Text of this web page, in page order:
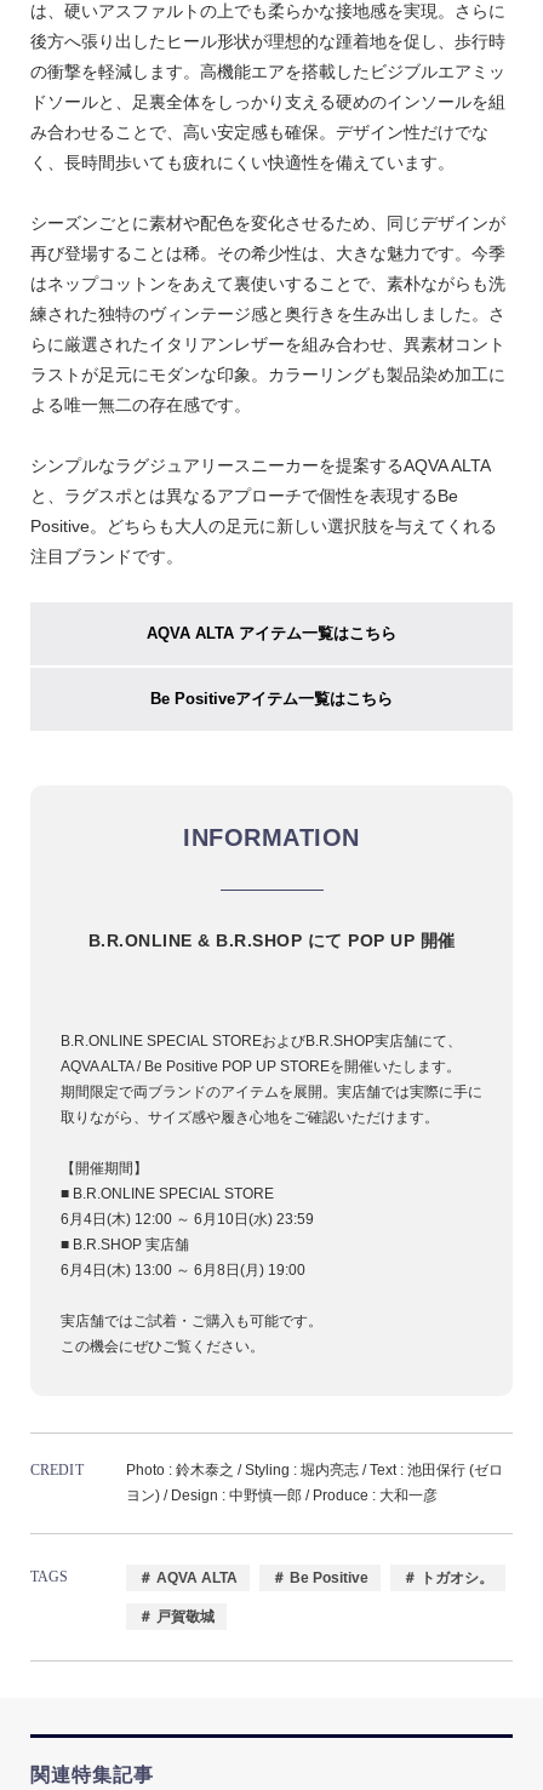
は、硬いアスファルトの上でも柔らかな接地感を実現。さらに
後方へ張り出したヒール形状が理想的な踵着地を促し、歩行時
の衝撃を軽減します。高機能エアを搭載したビジブルエアミッ
ドソールと、足裏全体をしっかり支える硬めのインソールを組
み合わせることで、高い安定感も確保。デザイン性だけでな
く、長時間歩いても疲れにくい快適性を備えています。
シーズンごとに素材や配色を変化させるため、同じデザインが
再び登場することは稀。その希少性は、大きな魅力です。今季
はネップコットンをあえて裏使いすることで、素朴ながらも洗
練された独特のヴィンテージ感と奥行きを生み出しました。さ
らに厳選されたイタリアンレザーを組み合わせ、異素材コント
ラストが足元にモダンな印象。カラーリングも製品染め加工に
よる唯一無二の存在感です。
シンプルなラグジュアリースニーカーを提案するAQVA ALTA
と、ラグスポとは異なるアプローチで個性を表現するBe
Positive。どちらも大人の足元に新しい選択肢を与えてくれる
注目ブランドです。
AQVA ALTA アイテム一覧はこちら
Be Positiveアイテム一覧はこちら
INFORMATION
B.R.ONLINE & B.R.SHOP にて POP UP 開催
B.R.ONLINE SPECIAL STOREおよびB.R.SHOP実店舗にて、
AQVA ALTA / Be Positive POP UP STOREを開催いたします。
期間限定で両ブランドのアイテムを展開。実店舗では実際に手に
取りながら、サイズ感や履き心地をご確認いただけます。
【開催期間】
■ B.R.ONLINE SPECIAL STORE
6月4日(木) 12:00 ～ 6月10日(水) 23:59
■ B.R.SHOP 実店舗
6月4日(木) 13:00 ～ 6月8日(月) 19:00
実店舗ではご試着・ご購入も可能です。
この機会にぜひご覧ください。
CREDIT
Photo : 鈴木泰之 / Styling : 堀内亮志 / Text : 池田保行 (ゼロ
ヨン) / Design : 中野慎一郎 / Produce : 大和一彦
TAGS ＃ AQVA ALTA ＃ Be Positive ＃ トガオシ。
＃ 戸賀敬城
関連特集記事